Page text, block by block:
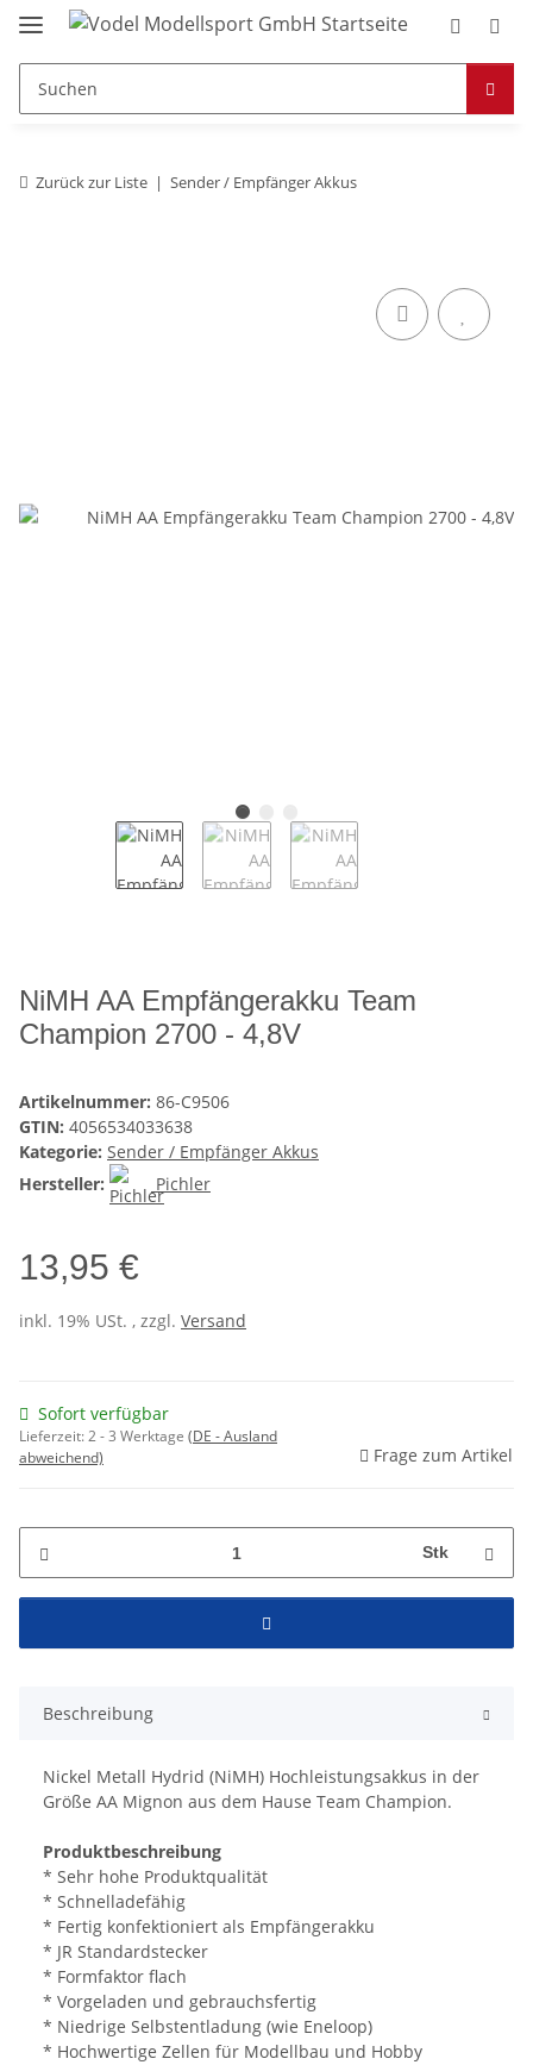
Zurück zur Liste Sender / Empfänger Akkus
NiMH AA Empfängerakku Team
Champion 2700 - 4,8V
Artikelnummer: 86-C9506
GTIN: 4056534033638
Kategorie: Sender / Empfänger Akkus
Hersteller:
Pichler
13,95 €
inkl. 19% USt. , zzgl. Versand
Sofort verfügbar
Lieferzeit:2 - 3 Werktage (DE - Ausland
abweichend)
Frage zum Artikel
Stk
Beschreibung
Nickel Metall Hydrid (NiMH) Hochleistungsakkus in der
Größe AA Mignon aus dem Hause Team Champion.
Produktbeschreibung
* Sehr hohe Produktqualität
* Schnelladefähig
* Fertig konfektioniert als Empfängerakku
* JR Standardstecker
* Formfaktor flach
* Vorgeladen und gebrauchsfertig
* Niedrige Selbstentladung (wie Eneloop)
* Hochwertige Zellen für Modellbau und Hobby